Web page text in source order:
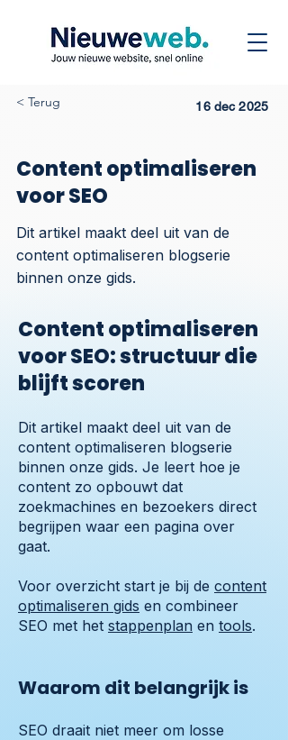
< Terug 16 dec 2025
Content optimaliseren
voor SEO
Dit artikel maakt deel uit van de
content optimaliseren blogserie
binnen onze gids.
Content optimaliseren
voor SEO: structuur die
blijft scoren
Dit artikel maakt deel uit van de
content optimaliseren blogserie
binnen onze gids. Je leert hoe je
content zo opbouwt dat
zoekmachines en bezoekers direct
begrijpen waar een pagina over
gaat.
Voor overzicht start je bij de content
optimaliseren gids en combineer
SEO met het stappenplan en tools.
Waarom dit belangrijk is
SEO draait niet meer om losse